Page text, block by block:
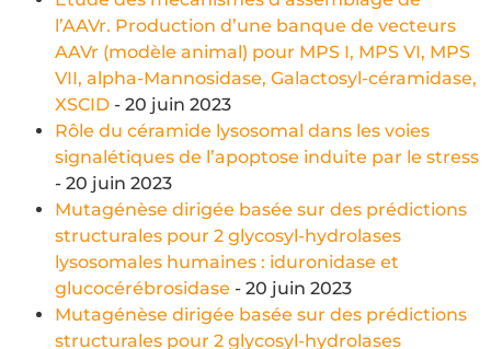
l’AAVr. Production d’une banque de vecteurs
AAVr (modèle animal) pour MPS I, MPS VI, MPS
VII, alpha-Mannosidase, Galactosyl-céramidase,
XSCID - 20 juin 2023
Rôle du céramide lysosomal dans les voies
signalétiques de l’apoptose induite par le stress
- 20 juin 2023
Mutagénèse dirigée basée sur des prédictions
structurales pour 2 glycosyl-hydrolases
lysosomales humaines : iduronidase et
glucocérébrosidase - 20 juin 2023
Mutagénèse dirigée basée sur des prédictions
structurales pour 2 glycosyl-hydrolases